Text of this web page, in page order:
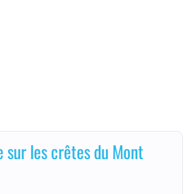
sur les crêtes du Mont